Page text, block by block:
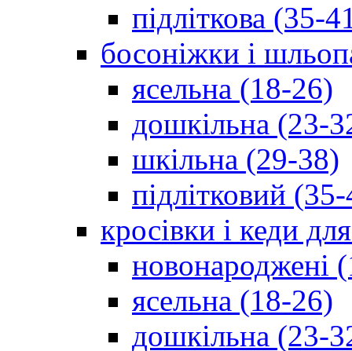
підліткова (35-
босоніжки і
ясельна (18-26)
дошкільна (23-
шкільна (29-38)
підлітковий
кросівки і кеди
новонароджені
ясельна (18-26)
дошкільна (23-